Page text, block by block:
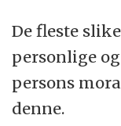
De fleste
personlige
persons
denne.